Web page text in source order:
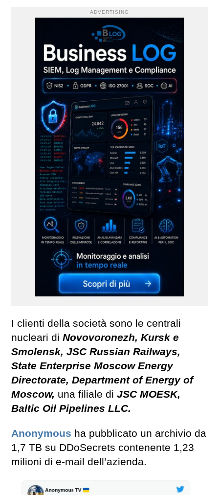
ADVERTISING
I clienti della società sono le centrali
nucleari di Novovoronezh, Kursk e
Smolensk, JSC Russian Railways,
State Enterprise Moscow Energy
Directorate, Department of Energy of
Moscow, una filiale di JSC MOESK,
Baltic Oil Pipelines LLC.
Anonymous ha pubblicato un archivio da
1,7 TB su DDoSecrets contenente 1,23
milioni di e-mail dell’azienda.